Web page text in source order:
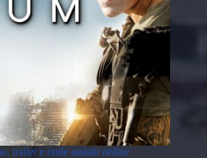
trailer e onde assistir online